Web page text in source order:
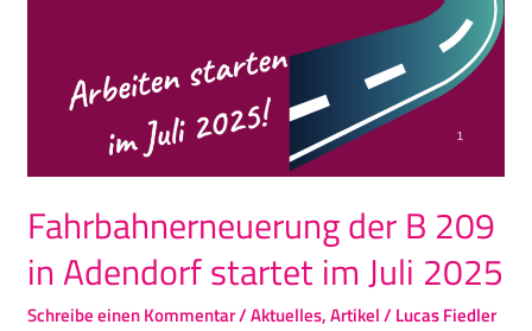
Fahrbahnerneuerung der B 209
in Adendorf startet im Juli 2025
Schreibe einen Kommentar/Aktuelles,Artikel/ Lucas Fiedler